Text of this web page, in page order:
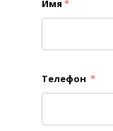
Имя *
Телефон *